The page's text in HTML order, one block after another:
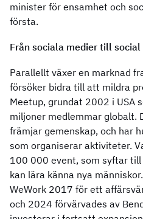
minister för ensamhet och
första.
Från sociala medier till
Parallellt växer en marknad
försöker bidra till att mildra
Meetup, grundat 2002 i USA
miljoner medlemmar globalt.
främjar gemenskap, och har
som organiserar aktiviteter.
100 000 event, som syftar
kan lära känna nya
WeWork 2017 för ett
och 2024 förvärvades av